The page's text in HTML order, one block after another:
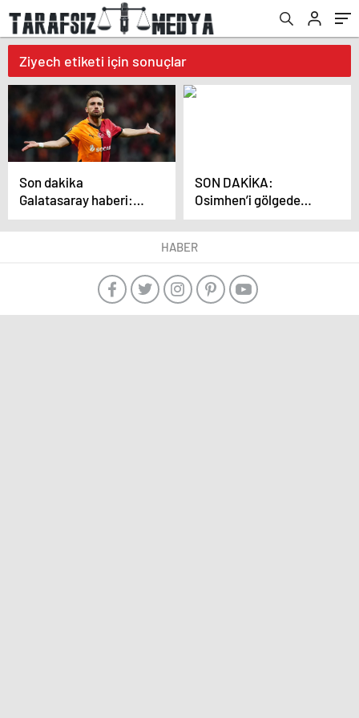
Ziyech etiketi için sonuçlar
Son dakika
Galatasaray haberi:
Yunus Akgün ve Barış
Alper, Zaha ve Ziyech’i
SON DAKİKA:
Osimhen’i gölgede
bırakacak golcü!
Ziyech’in yeni adresi
netleşti
HABER